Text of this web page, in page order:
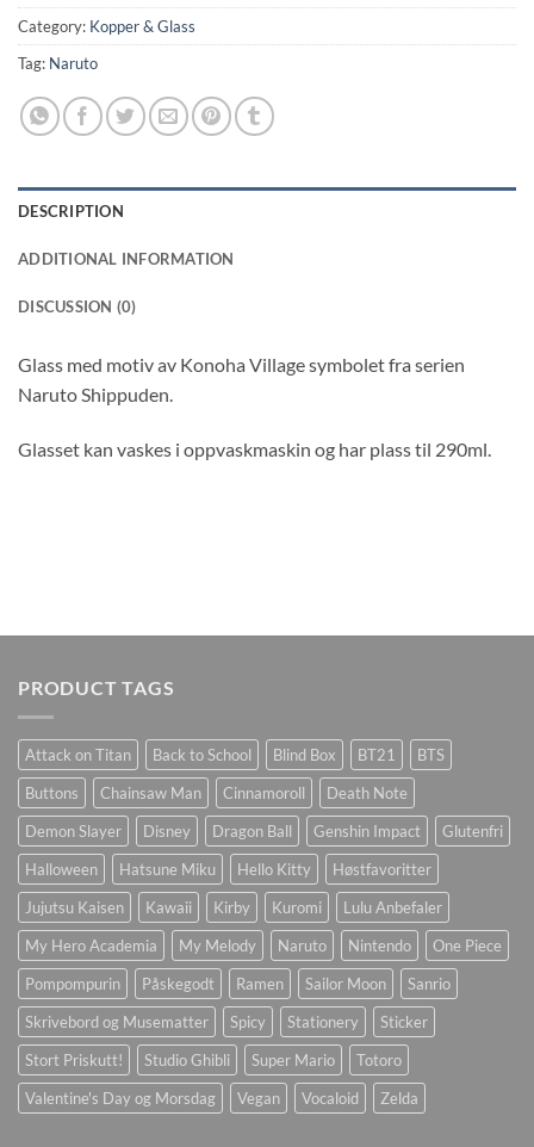
Category: Kopper & Glass
Tag: Naruto
DESCRIPTION
ADDITIONAL INFORMATION
DISCUSSION (0)
Glass med motiv av Konoha Village symbolet fra serien
Naruto Shippuden.
Glasset kan vaskes i oppvaskmaskin og har plass til 290ml.
PRODUCT TAGS
Attack on Titan Back to School Blind Box BT21
BTS
Buttons
Chainsaw Man Cinnamoroll
Death Note
Demon Slayer
Disney Dragon Ball Genshin Impact
Glutenfri
Halloween
Hatsune Miku Hello Kitty
Høstfavoritter
Jujutsu Kaisen
Kawaii Kirby Kuromi
Lulu Anbefaler
My Hero Academia
My Melody Naruto Nintendo
One Piece
Pompompurin
Påskegodt Ramen Sailor Moon
Sanrio
Skrivebord og Musematter
Spicy Stationery
Sticker
Stort Priskutt!
Studio Ghibli Super Mario
Totoro
Valentine's Day og Morsdag
Vegan Vocaloid Zelda